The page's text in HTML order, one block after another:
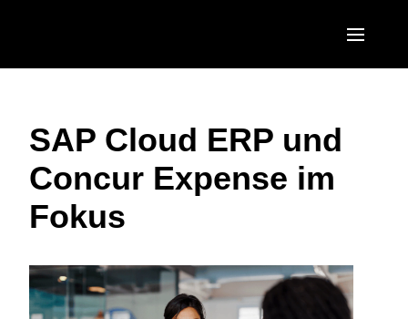
United States (English)
Brasil (Português)
EUROPE
United Kingdom (English)
Italia (Italiano)
ASIA PACIFIC
India (English)
日本（日本語)
SAP Cloud ERP und
Concur Expense im
Fokus